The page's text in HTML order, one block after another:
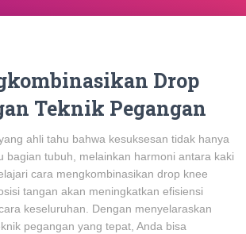
Drop
Teknik Pegangan
ahli tahu bahwa kesuksesan tidak hanya
bagian tubuh, melainkan harmoni antara kaki
cara mengkombinasikan drop knee
tangan akan meningkatkan efisiensi
keseluruhan. Dengan menyelaraskan
pegangan yang tepat, Anda bisa